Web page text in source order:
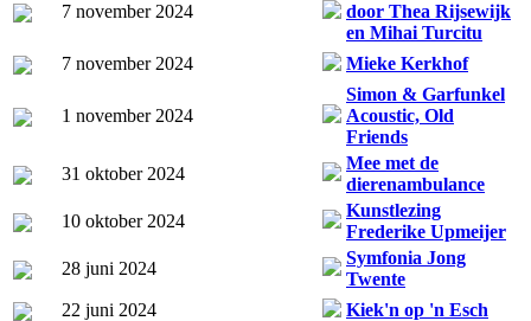
7 november 2024
door Thea Rijsewijk
en Mihai Turcitu
7 november 2024
Mieke Kerkhof
1 november 2024
Simon & Garfunkel
Acoustic, Old
Friends
31 oktober 2024
Mee met de
dierenambulance
10 oktober 2024
Kunstlezing
Frederike Upmeijer
28 juni 2024
Symfonia Jong
Twente
22 juni 2024
Kiek'n op 'n Esch